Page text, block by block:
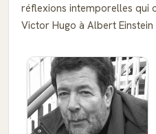
réflexions intemporelles qui
Victor Hugo à Albert